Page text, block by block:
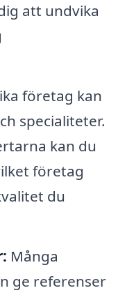
att undvika
företag kan
specialiteter.
kan du
företag
du
Många
ge referenser